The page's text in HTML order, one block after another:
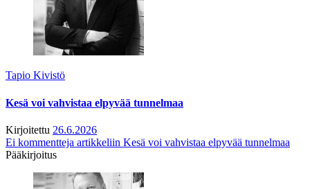
Tapio Kivistö
Kesä voi vahvistaa elpyvää tunnelmaa
Kirjoitettu 26.6.2026
Ei kommentteja artikkeliin Kesä voi vahvistaa elpyvää tunnelmaa
Pääkirjoitus